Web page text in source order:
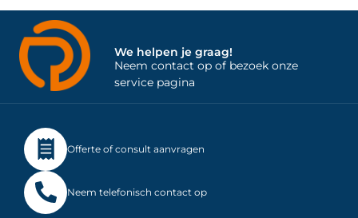
We helpen je graag!
Neem contact op of bezoek onze
service pagina
Offerte of consult aanvragen
Neem telefonisch contact op